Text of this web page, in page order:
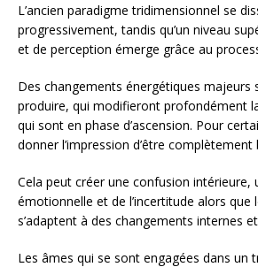
L’ancien paradigme tridimensionnel se
progressivement, tandis qu’un niveau
et de perception émerge grâce au
Des changements énergétiques majeurs
produire, qui modifieront profondément
qui sont en phase d’ascension. Pour
donner l’impression d’être complètement
Cela peut créer une confusion intérieure,
émotionnelle et de l’incertitude alors que
s’adaptent à des changements internes
Les âmes qui se sont engagées dans un